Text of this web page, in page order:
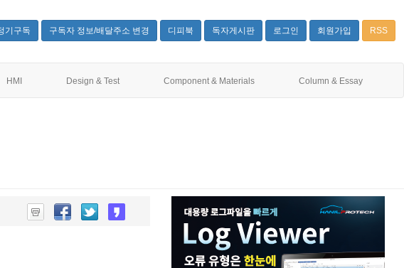
기구독 구독자 정보/배달주소 변경 디피북 독자게시판 로그인 회원가입 RSS
HMI Design & Test Component & Materials Column & Essay